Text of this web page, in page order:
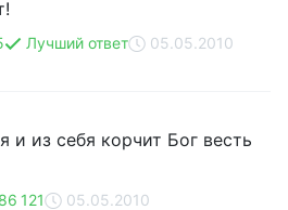
Лучший ответ 05.05.2010
и из себя корчит Бог весть
86 121 05.05.2010